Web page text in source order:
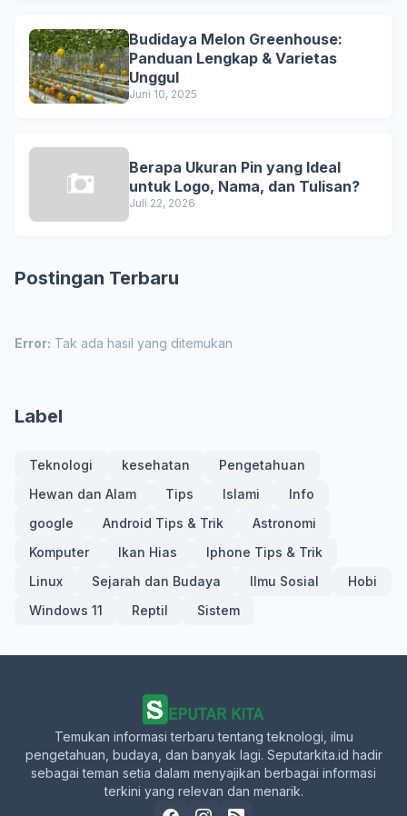
Budidaya Melon Greenhouse:
Panduan Lengkap & Varietas
Unggul
Juni 10, 2025
Berapa Ukuran Pin yang Ideal
untuk Logo, Nama, dan Tulisan?
Juli 22, 2026
Postingan Terbaru
Error: Tak ada hasil yang ditemukan
Label
Teknologi kesehatan
Pengetahuan
Hewan dan Alam
Tips Islami
Info
google
Android Tips & Trik
Astronomi
Komputer
Ikan Hias
Iphone Tips & Trik
Linux
Sejarah dan Budaya Ilmu Sosial
Hobi
Windows 11
Reptil Sistem
Temukan informasi terbaru tentang teknologi, ilmu
pengetahuan, budaya, dan banyak lagi. Seputarkita.id hadir
sebagai teman setia dalam menyajikan berbagai informasi
terkini yang relevan dan menarik.